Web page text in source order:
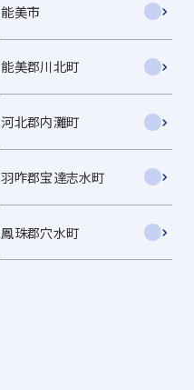
能美市
能美郡川北町
河北郡内灘町
羽咋郡宝達志水町
鳳珠郡穴水町